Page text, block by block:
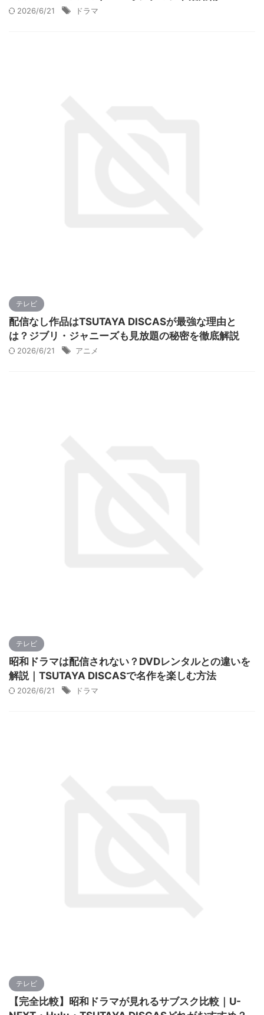
2026/6/21 ドラマ
テレビ
配信なし作品はTSUTAYA DISCASが最強な理由と
は？ジブリ・ジャニーズも見放題の秘密を徹底解説
2026/6/21 アニメ
テレビ
昭和ドラマは配信されない？DVDレンタルとの違いを
解説｜TSUTAYA DISCASで名作を楽しむ方法
2026/6/21 ドラマ
テレビ
【完全比較】昭和ドラマが見れるサブスク比較｜U-